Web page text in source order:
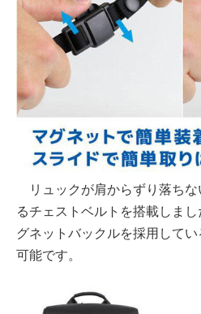
リュックが肩からずり落ちな
るチェストベルトを搭載しま
グネットバックルを採用して
可能です。